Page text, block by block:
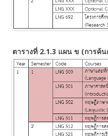
ตารางที่ 2.1.3 แผน ข (การค้